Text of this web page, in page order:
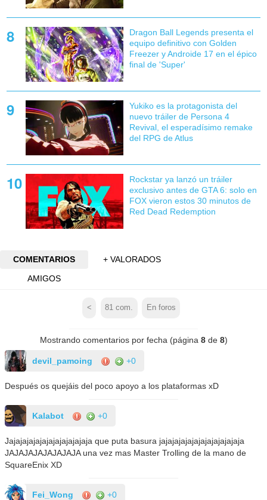
Dragon Ball Legends presenta el
equipo definitivo con Golden
Freezer y Androide 17 en el épico
final de 'Super'
Yukiko es la protagonista del
nuevo tráiler de Persona 4
Revival, el esperadísimo remake
del RPG de Atlus
Rockstar ya lanzó un tráiler
exclusivo antes de GTA 6: solo en
FOX vieron estos 30 minutos de
Red Dead Redemption
COMENTARIOS
+ VALORADOS
AMIGOS
< 81 com. En foros
Mostrando comentarios por fecha (página 8de 8)
devil_pamoing +0
Después os quejáis del poco apoyo a los plataformas xD
Kalabot +0
Jajajajajajajajajajajajaja que puta basura jajajajajajajajajajajajaja
JAJAJAJAJAJAJAJA una vez mas Master Trolling de la mano de
SquareEnix XD
Fei_Wong +0